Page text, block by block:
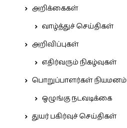
அறிக்கைகள்
வாழ்த்துச் செய்திகள்
அறிவிப்புகள்
எதிர்வரும் நிகழ்வுகள்
பொறுப்பாளர்கள் நியமனம்
ஒழுங்கு நடவடிக்கை
துயர் பகிர்வுச் செய்திகள்